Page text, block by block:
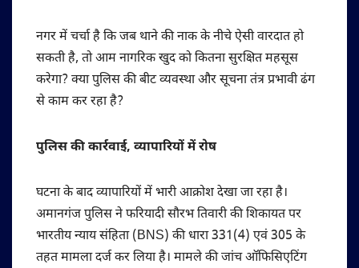
नगर में चर्चा है कि जब थाने की नाक के नीचे ऐसी वारदात हो
सकती है, तो आम नागरिक खुद को कितना सुरक्षित महसूस
करेगा? क्या पुलिस की बीट व्यवस्था और सूचना तंत्र प्रभावी ढंग
से काम कर रहा है?
पुलिस की कार्रवाई, व्यापारियों में रोष
घटना के बाद व्यापारियों में भारी आक्रोश देखा जा रहा है।
अमानगंज पुलिस ने फरियादी सौरभ तिवारी की शिकायत पर
भारतीय न्याय संहिता (BNS) की धारा 331(4) एवं 305 के
तहत मामला दर्ज कर लिया है। मामले की जांच ऑफिसिएटिंग